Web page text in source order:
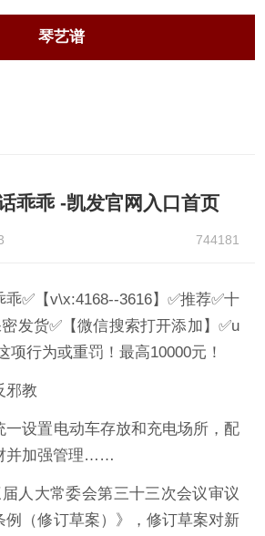
琴艺谱
乖乖 -凯发官网入口首页
744181
✅【v\x:4168--3616】✅推荐✅十
发货✅【微信搜索打开添加】✅u
项行为或重罚！最高10000元！
邪教
一设置电动车存放和充电场所，配
并加强管理……
人大常委会第三十三次会议审议
例（修订草案）》，修订草案对新